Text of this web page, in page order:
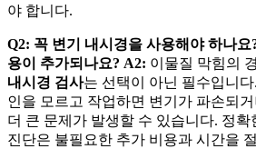
야 합니다.
Q2: 꼭 변기 내시경을 사용해야 하나요
용이 추가되나요? A2: 이물질 막힘의
내시경 검사는 선택이 아닌 필수입니다
인을 모르고 작업하면 변기가 파손되
더 큰 문제가 발생할 수 있습니다. 정확
진단은 불필요한 추가 비용과 시간을